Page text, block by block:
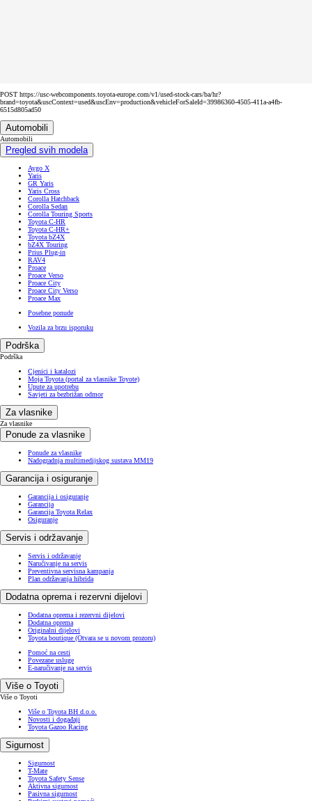
POST https://usc-webcomponents.toyota-europe.com/v1/used-stock-cars/ba/hr?
brand=toyota&uscContext=used&uscEnv=production&vehicleForSaleId=39986360-4505-411a-a4fb-
6515d805ad50
Automobili
Automobili
Pregled svih modela
Aygo X
Yaris
GR Yaris
Yaris Cross
Corolla Hatchback
Corolla Sedan
Corolla Touring Sports
Toyota C-HR
Toyota C-HR+
Toyota bZ4X
bZ4X Touring
Prius Plug-in
RAV4
Proace
Proace Verso
Proace City
Proace City Verso
Proace Max
Posebne ponude
Vozila za brzu isporuku
Podrška
Podrška
Cjenici i katalozi
Moja Toyota (portal za vlasnike Toyote)
Upute za upotrebu
Savjeti za bezbrižan odmor
Za vlasnike
Za vlasnike
Ponude za vlasnike
Ponude za vlasnike
Nadogradnja multimedijskog sustava MM19
Garancija i osiguranje
Garancija i osiguranje
Garancija
Garancija Toyota Relax
Osiguranje
Servis i održavanje
Servis i održavanje
Naručivanje na servis
Preventivna servisna kampanja
Plan održavanja hibrida
Dodatna oprema i rezervni dijelovi
Dodatna oprema i rezervni dijelovi
Dodatna oprema
Originalni dijelovi
Toyota boutique (Otvara se u novom prozoru)
Pomoć na cesti
Povezane usluge
E-naručivanje na servis
Više o Toyoti
Više o Toyoti
Više o Toyota BH d.o.o.
Novosti i događaji
Toyota Gazoo Racing
Sigurnost
Sigurnost
T-Mate
Toyota Safety Sense
Aktivna sigurnost
Pasivna sigurnost